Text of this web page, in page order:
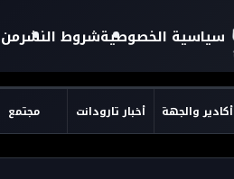
سياسية الخصوصيةشروط النشر
أكادير والجهة أخبار تارودانت مجتمع